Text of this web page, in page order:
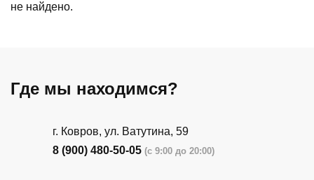
не найдено.
Где мы находимся?
г. Ковров, ул. Ватутина, 59
8 (900) 480-50-05 (с 9:00 до 20:00)